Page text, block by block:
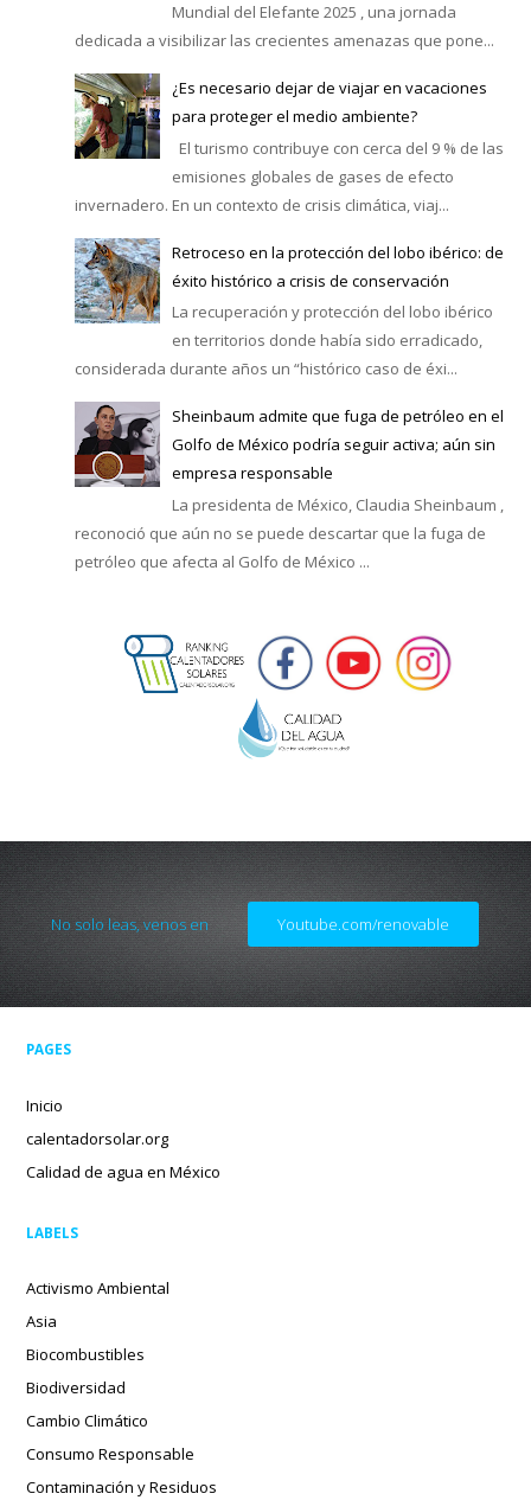
Mundial del Elefante 2025 , una jornada
dedicada a visibilizar las crecientes amenazas que pone...
¿Es necesario dejar de viajar en vacaciones
para proteger el medio ambiente?
El turismo contribuye con cerca del 9 % de las
emisiones globales de gases de efecto
invernadero. En un contexto de crisis climática, viaj...
Retroceso en la protección del lobo ibérico: de
éxito histórico a crisis de conservación
La recuperación y protección del lobo ibérico
en territorios donde había sido erradicado,
considerada durante años un “histórico caso de éxi...
Sheinbaum admite que fuga de petróleo en el
Golfo de México podría seguir activa; aún sin
empresa responsable
La presidenta de México, Claudia Sheinbaum ,
reconoció que aún no se puede descartar que la fuga de
petróleo que afecta al Golfo de México ...
No solo leas, venos en Youtube.com/renovable
PAGES
Inicio
calentadorsolar.org
Calidad de agua en México
LABELS
Activismo Ambiental
Asia
Biocombustibles
Biodiversidad
Cambio Climático
Consumo Responsable
Contaminación y Residuos